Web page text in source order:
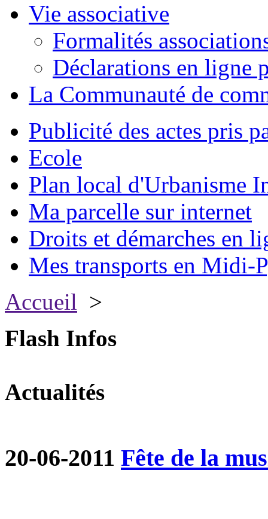
Vie associative
Formalités
Déclarations en ligne
La Communauté de
Publicité des actes pris
Ecole
Plan local d'Urbanisme
Ma parcelle sur internet
Droits et démarches en
Mes transports en Midi-
Accueil >
Flash Infos
Actualités
20-06-2011 Fête de la